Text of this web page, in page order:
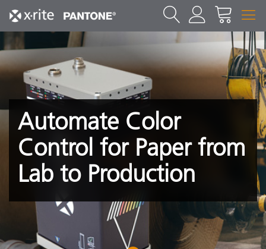
Automate Color
Control for Paper from
Lab to Production